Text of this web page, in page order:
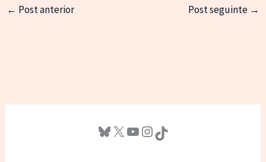
← Post anterior Post seguinte →
Bluesky X Youtube InstagramTikTok